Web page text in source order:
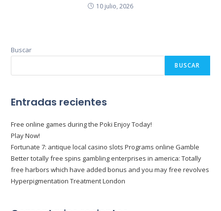
10 julio, 2026
Buscar
BUSCAR
Entradas recientes
Free online games during the Poki Enjoy Today!
Play Now!
Fortunate 7: antique local casino slots Programs online Gamble
Better totally free spins gambling enterprises in america: Totally
free harbors which have added bonus and you may free revolves
Hyperpigmentation Treatment London